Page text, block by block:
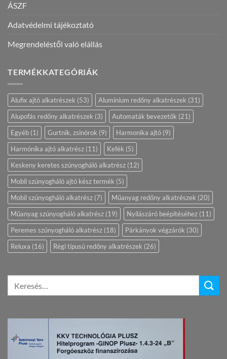
ÁSZF
Adatvédelmi tájékoztató
Megrendeléstől való elállás
TERMÉKKATEGÓRIÁK
Alufix ajtó alkatrészek (53) Alumínium redőny alkatrészek (31)
Alupofás redőny alkatrészek (3) Automaták bevezetők (21)
Egyéb (1) Gurtnik, zsinórok (9) Harmonika ajtó (9)
Harmónika ajtó alkatrész (11) Kefék (5)
Keskeny keretes szúnyogháló alkatrész (12)
Mobil szúnyogháló ajtó kész termék (5)
Mobil szúnyogháló alkatrész (7) Műanyag redőny alkatrészek (20)
Műanyag szúnyogháló alkatrész (19) Nyílászáró beépítéséhez (11)
Peremes szúnyogháló alkatrész (18) Párkányok végzárók (30)
Reluxa (16) Régi típusú redőny alkatrészek (26)